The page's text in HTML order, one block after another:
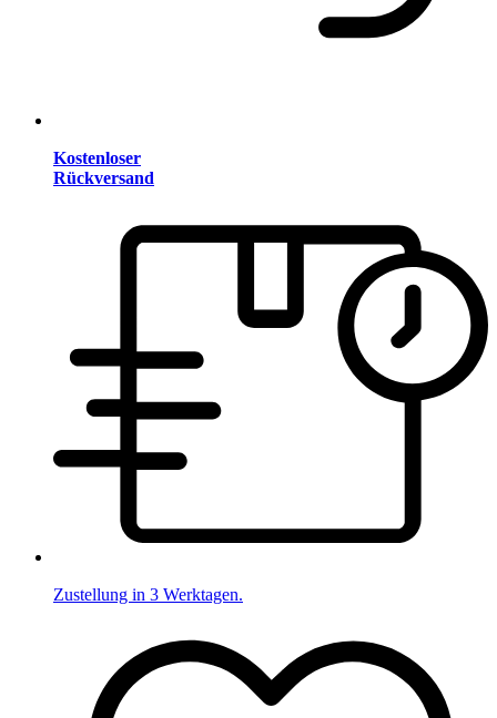
Kostenloser
Rückversand
Zustellung in 3 Werktagen.